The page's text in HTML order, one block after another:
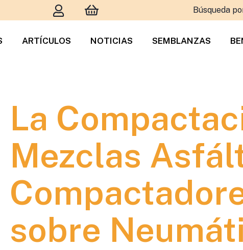
Búsqueda
ARTÍCULOS NOTICIAS SEMBLANZAS
La
Mezclas
sobre